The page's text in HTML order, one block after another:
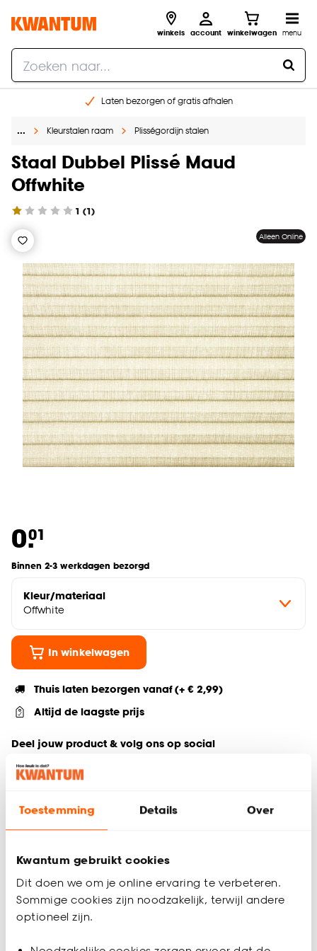
Toestemming Details Over
Kwantum gebruikt cookies
Dit doen we om je online ervaring te verbeteren.
Sommige cookies zijn noodzakelijk, terwijl andere
optioneel zijn.
winkels account winkelwagen menu
Laten bezorgen of gratis afhalen
Gratis raam advies en opmeten aan huis
€ 5,- korting op je volgende bestelling
… Kleurstalen raam Plisségordijn stalen
Staal Dubbel Plissé Maud
Offwhite
1 (1)
Alleen Online
0.01
Binnen 2-3 werkdagen bezorgd
Kleur/materiaal
Offwhite
In winkelwagen
Thuis laten bezorgen vanaf (+ € 2,99)
Altijd de laagste prijs
Deel jouw product & volg ons op social
Productomschrijving
kleurstalen en bekijk of vergelijk eenvoudig welke
raamdecoratie jouw favoriet is. Zo ben je 100% zeker van de
juiste keuze. De kleurstalen worden binnen 2 à 3 werkdagen
thuisbezorgd en passen door de brievenbus. Afmeting staal